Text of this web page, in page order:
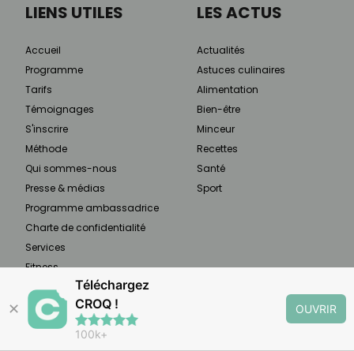
À PROPOS
LIENS UTILES
Accueil
Programme
Tarifs
Témoignages
S'inscrire
Méthode
Qui sommes-nous
Presse & médias
Programme ambassadrice
Charte de confidentialité
Services
Fitness
Yoga
LES ACTUS
Actualités
Astuces culinaires
Alimentation
Bien-être
Minceur
Recettes
Santé
Sport
✕
Téléchargez
CROQ !
100k+
OUVRIR